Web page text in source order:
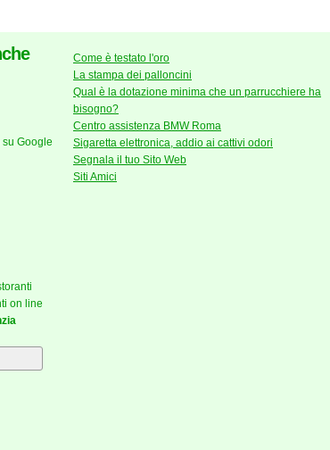
Google
on line
Come è testato l'oro
La stampa dei palloncini
Qual è la dotazione minima che un parrucchiere ha
bisogno?
Centro assistenza BMW Roma
Sigaretta elettronica, addio ai cattivi odori
Segnala il tuo Sito Web
Siti Amici